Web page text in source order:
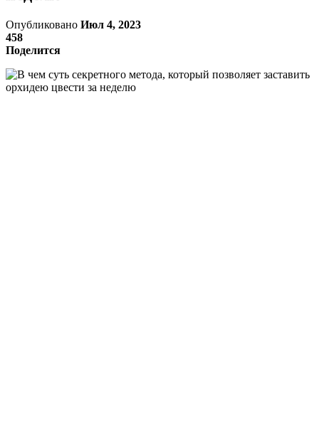
Опубликовано Июл 4, 2023
458
Поделится